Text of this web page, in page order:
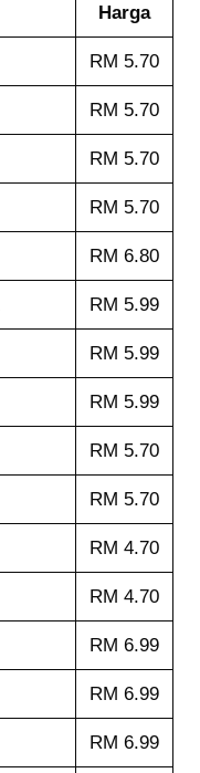
Harga
RM 5.70
RM 5.70
RM 5.70
RM 5.70
RM 6.80
RM 5.99
RM 5.99
RM 5.99
RM 5.70
RM 5.70
RM 4.70
RM 4.70
RM 6.99
RM 6.99
RM 6.99